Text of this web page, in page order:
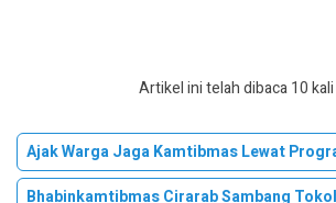
Artikel ini telah dibaca 10 kali
Ajak Warga Jaga Kamtibmas Lewat
Bhabinkamtibmas Cirarab Sambang